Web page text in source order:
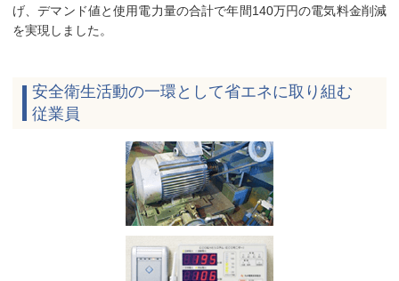
げ、デマンド値と使用電力量の合計で年間140万円の電気料金削減
を実現しました。
安全衛生活動の一環として省エネに取り組む
従業員